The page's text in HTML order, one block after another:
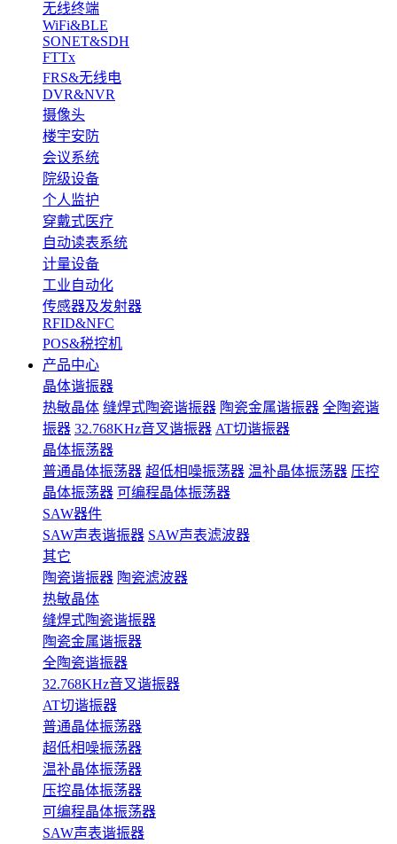
无线终端
WiFi&BLE
SONET&SDH
FTTx
FRS&无线电
DVR&NVR
摄像头
楼宇安防
会议系统
院级设备
个人监护
穿戴式医疗
自动读表系统
计量设备
工业自动化
传感器及发射器
RFID&NFC
POS&税控机
产品中心
晶体谐振器
热敏晶体 缝焊式陶瓷谐振器 陶瓷金属谐振器 全陶瓷谐
振器 32.768KHz音叉谐振器 AT切谐振器
晶体振荡器
普通晶体振荡器 超低相噪振荡器 温补晶体振荡器 压控
晶体振荡器 可编程晶体振荡器
SAW器件
SAW声表谐振器 SAW声表滤波器
其它
陶瓷谐振器 陶瓷滤波器
热敏晶体
缝焊式陶瓷谐振器
陶瓷金属谐振器
全陶瓷谐振器
32.768KHz音叉谐振器
AT切谐振器
普通晶体振荡器
超低相噪振荡器
温补晶体振荡器
压控晶体振荡器
可编程晶体振荡器
SAW声表谐振器